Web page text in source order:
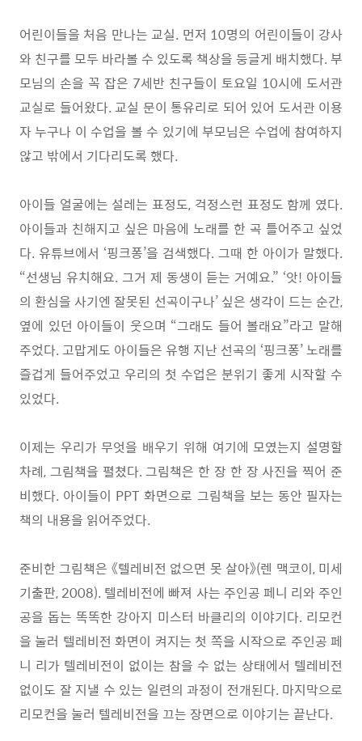
어린이들을 처음 만나는 교실. 먼저 10명의 어린이들이 강사
와 친구를 모두 바라볼 수 있도록 책상을 둥글게 배치했다. 부
모님의 손을 꼭 잡은 7세반 친구들이 토요일 10시에 도서관
교실로 들어왔다. 교실 문이 통유리로 되어 있어 도서관 이용
자 누구나 이 수업을 볼 수 있기에 부모님은 수업에 참여하지
않고 밖에서 기다리도록 했다.
아이들 얼굴에는 설레는 표정도, 걱정스런 표정도 함께 였다.
아이들과 친해지고 싶은 마음에 노래를 한 곡 틀어주고 싶었
다. 유튜브에서 ‘핑크퐁’을 검색했다. 그때 한 아이가 말했다.
“선생님 유치해요. 그거 제 동생이 듣는 거예요.” ‘앗! 아이들
의 환심을 사기엔 잘못된 선곡이구나’ 싶은 생각이 드는 순간,
옆에 있던 아이들이 웃으며 “그래도 들어 볼래요”라고 말해
주었다. 고맙게도 아이들은 유행 지난 선곡의 ‘핑크퐁’노래를
즐겁게 들어주었고 우리의 첫 수업은 분위기 좋게 시작할 수
있었다.
이제는 우리가 무엇을 배우기 위해 여기에 모였는지 설명할
차례, 그림책을 펼쳤다. 그림책은 한 장 한 장 사진을 찍어 준
비했다. 아이들이 PPT화면으로 그림책을 보는 동안 필자는
책의 내용을 읽어주었다.
준비한 그림책은 《텔레비전 없으면 못 살아》(렌 맥코이, 미세
기출판, 2008). 텔레비전에 빠져 사는 주인공 페니 리와 주인
공을 돕는 똑똑한 강아지 미스터 바클리의 이야기다. 리모컨
을 눌러 텔레비전 화면이 켜지는 첫 쪽을 시작으로 주인공 페
니 리가 텔레비전이 없이는 참을 수 없는 상태에서 텔레비전
없이도 잘 지낼 수 있는 일련의 과정이 전개된다. 마지막으로
리모컨을 눌러 텔레비전을 끄는 장면으로 이야기는 끝난다.